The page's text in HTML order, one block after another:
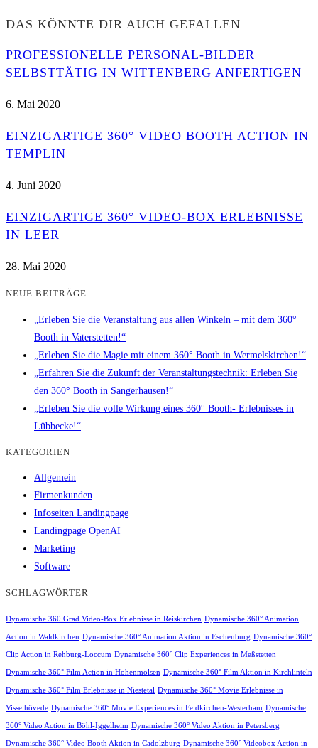
DAS KÖNNTE DIR AUCH GEFALLEN
PROFESSIONELLE PERSONAL-BILDER
SELBSTTÄTIG IN WITTENBERG ANFERTIGEN
6. Mai 2020
EINZIGARTIGE 360° VIDEO BOOTH ACTION IN
TEMPLIN
4. Juni 2020
EINZIGARTIGE 360° VIDEO-BOX ERLEBNISSE
IN LEER
28. Mai 2020
NEUE BEITRÄGE
„Erleben Sie die Veranstaltung aus allen Winkeln – mit dem 360°
Booth in Vaterstetten!“
„Erleben Sie die Magie mit einem 360° Booth in Wermelskirchen!“
„Erfahren Sie die Zukunft der Veranstaltungstechnik: Erleben Sie
den 360° Booth in Sangerhausen!“
„Erleben Sie die volle Wirkung eines 360° Booth- Erlebnisses in
Lübbecke!“
KATEGORIEN
Allgemein
Firmenkunden
Infoseiten Landingpage
Landingpage OpenAI
Marketing
Software
SCHLAGWÖRTER
Dynamische 360 Grad Video-Box Erlebnisse in Reiskirchen Dynamische 360° Animation
Action in Waldkirchen Dynamische 360° Animation Aktion in Eschenburg Dynamische 360°
Clip Action in Rehburg-Loccum Dynamische 360° Clip Experiences in Meßstetten
Dynamische 360° Film Action in Hohenmölsen Dynamische 360° Film Aktion in Kirchlinteln
Dynamische 360° Film Erlebnisse in Niestetal Dynamische 360° Movie Erlebnisse in
Visselhövede Dynamische 360° Movie Experiences in Feldkirchen-Westerham Dynamische
360° Video Action in Böhl-Iggelheim Dynamische 360° Video Aktion in Petersberg
Dynamische 360° Video Booth Aktion in Cadolzburg Dynamische 360° Videobox Action in